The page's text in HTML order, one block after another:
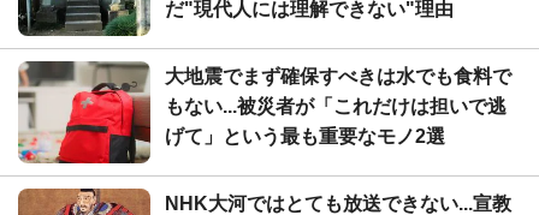
だ"現代人には理解できない"理由
大地震でまず確保すべきは水でも食料で
もない...被災者が「これだけは担いで逃
げて」という最も重要なモノ2選
NHK大河ではとても放送できない...宣教